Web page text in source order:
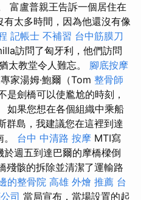
富盧普親王告訴一個居住在
太多時間，因為他還沒有像
記帳士 不補習 台中筋膜刀
訪問了匈牙利，他們訪問
太教堂令人難忘。 腳底按摩
家湯姆·鮑爾（Tom 整骨師
是劍橋可以使尷尬的時刻，
如果您想在各個組織中乘船
群島，我建議您在這裡到達
台中 中清路 按摩 MTI寫
週五到達巴爾的摩橋樑倒
殘骸的拆除並清潔了運輸路
的整骨院 高雄 外燴 推薦 台
司 當局宣布，當場設置的起